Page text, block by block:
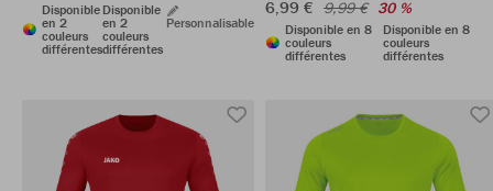
Disponible
en 2
couleurs
différentes
Disponible
en 2
couleurs
différentes
Personnalisable
6,99 € 9,99 € 30 %
Disponible en 8
couleurs
différentes
Disponible en 8
couleurs
différentes